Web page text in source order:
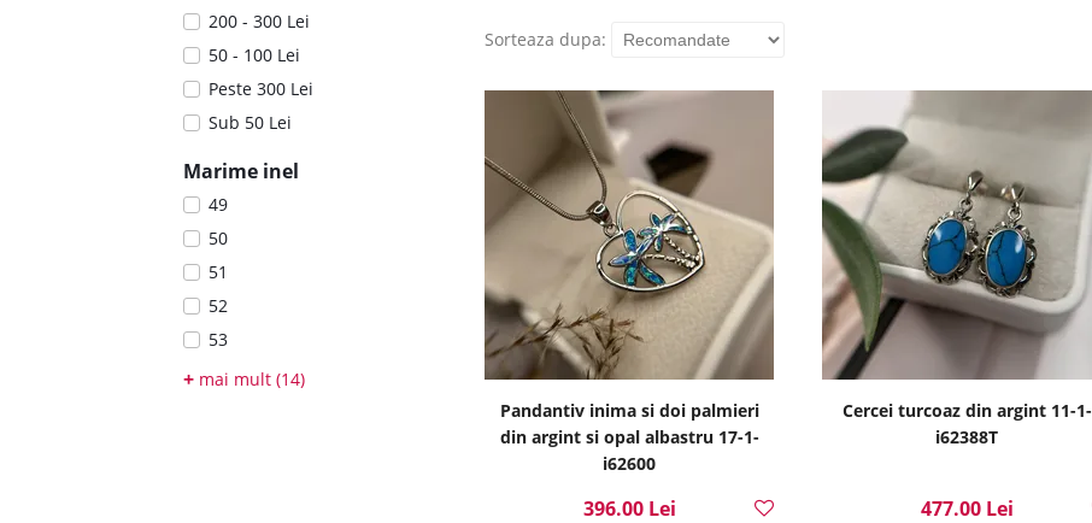
200 - 300 Lei
50 - 100 Lei
Peste 300 Lei
Sub 50 Lei
Marime inel
49
50
51
52
53
54
+ mai mult (14)
Sorteaza dupa:
Pandantiv inima si doi palmieri
din argint si opal albastru 17-1-
i62600
396.00 Lei
Cercei turcoaz din argint 11-1-
i62388T
477.00 Lei